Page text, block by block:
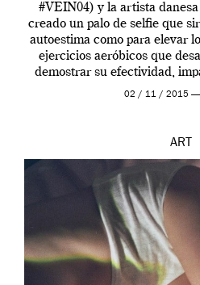
#VEIN04) y la artista
creado un palo de selfie que
autoestima como para elevar
ejercicios aeróbicos que
demostrar su efectividad,
prueba en el
02 / 11 / 2015 —
ART